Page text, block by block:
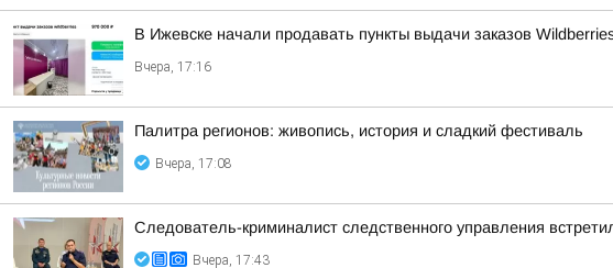
В Ижевске начали продавать пункты выдачи заказов
Вчера, 17:16
Палитра регионов: живопись, история и сладкий фестиваль
Вчера, 17:08
Следователь-криминалист следственного управления
Вчера, 17:43